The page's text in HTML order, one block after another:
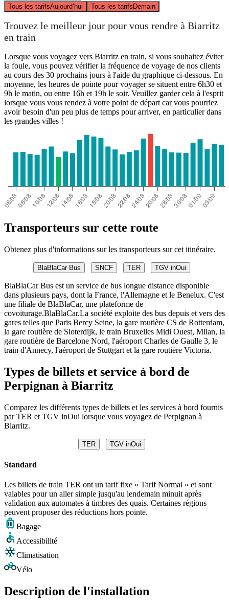
Tous les tarifsAujourd’hui Tous les tarifsDemain
Trouvez le meilleur jour pour vous rendre à Biarritz
en train
Lorsque vous voyagez vers Biarritz en train, si vous souhaitez éviter
la foule, vous pouvez vérifier la fréquence de voyage de nos clients
au cours des 30 prochains jours à l'aide du graphique ci-dessous. En
moyenne, les heures de pointe pour voyager se situent entre 6h30 et
9h le matin, ou entre 16h et 19h le soir. Veuillez garder cela à l'esprit
lorsque vous vous rendez à votre point de départ car vous pourriez
avoir besoin d'un peu plus de temps pour arriver, en particulier dans
les grandes villes !
Transporteurs sur cette route
Obtenez plus d'informations sur les transporteurs sur cet itinéraire.
BlaBlaCar Bus SNCF TER TGV inOui
BlaBlaCar Bus est un service de bus longue distance disponible
dans plusieurs pays, dont la France, l'Allemagne et le Benelux. C'est
une filiale de BlaBlaCar, une plateforme de
covoiturage.BlaBlaCar.La société exploite des bus depuis et vers des
gares telles que Paris Bercy Seine, la gare routière CS de Rotterdam,
la gare routière de Sloterdijk, le train Bruxelles Midi Ouest, Milan, la
gare routière de Barcelone Nord, l'aéroport Charles de Gaulle 3, le
train d'Annecy, l'aéroport de Stuttgart et la gare routière Victoria.
Types de billets et service à bord de
Perpignan à Biarritz
Comparez les différents types de billets et les services à bord fournis
par TER et TGV inOui lorsque vous voyagez de Perpignan à
Biarritz.
TER TGV inOui
Standard
Les billets de train TER ont un tarif fixe « Tarif Normal » et sont
valables pour un aller simple jusqu'au lendemain minuit après
validation aux automates à timbres des quais. Certaines régions
peuvent proposer des réductions hors pointe.
Bagage
Accessibilité
Climatisation
Vélo
Description de l'installation